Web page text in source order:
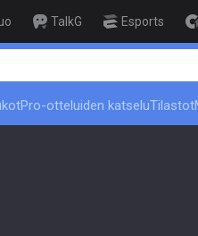
TalkG Esports
Pro-otteluiden katseluTilastot